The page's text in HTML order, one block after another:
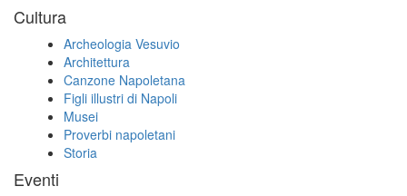
Cultura
Archeologia Vesuvio
Architettura
Canzone Napoletana
Figli illustri di Napoli
Musei
Proverbi napoletani
Storia
Eventi